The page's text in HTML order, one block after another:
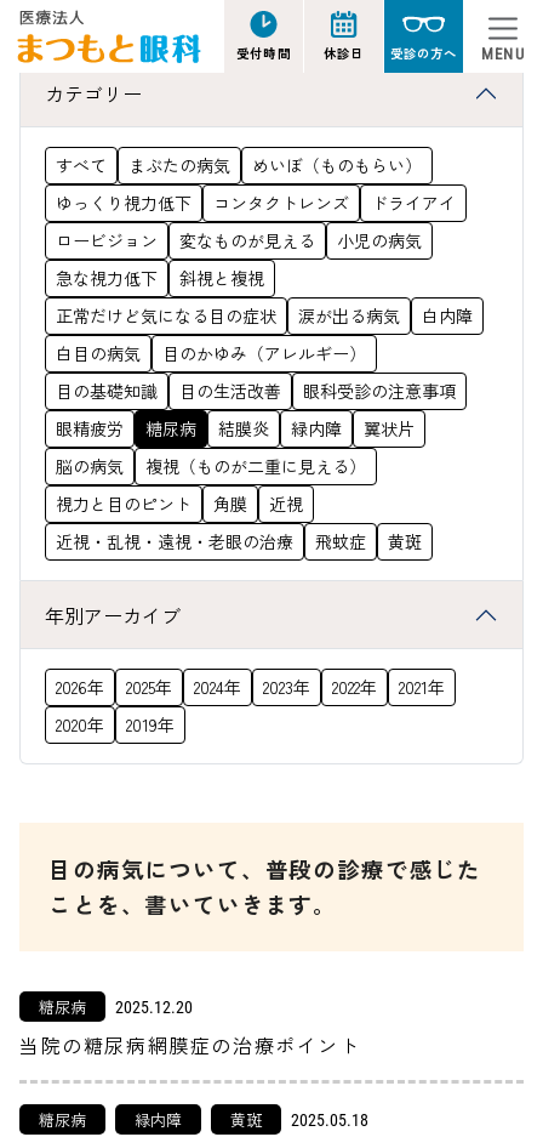
受付時間 休診日 受診の方へ MENU
当院の糖尿病網膜症の治療
ポイント
カテゴリー
すべて まぶたの病気
めいぼ（ものもらい）
ゆっくり視力低下
コンタクトレンズ
ドライアイ
ロービジョン
変なものが見える
小児の病気
急な視力低下
斜視と複視
正常だけど気になる目の症状
涙が出る病気
白内障
白目の病気
目のかゆみ（アレルギー）
目の基礎知識
目の生活改善
眼科受診の注意事項
眼精疲労
糖尿病 結膜炎 緑内障
翼状片
脳の病気
複視（ものが二重に見える）
視力と目のピント
角膜
近視
近視・乱視・遠視・老眼の治療
飛蚊症 黄斑
年別アーカイブ
2026年 2025年 2024年 2023年 2022年
2021年
2020年
2019年
目の病気について、普段の診療で感じた
ことを、書いていきます。
糖尿病 2025.12.20
当院の糖尿病網膜症の治療ポイント
糖尿病 緑内障 黄斑 2025.05.18